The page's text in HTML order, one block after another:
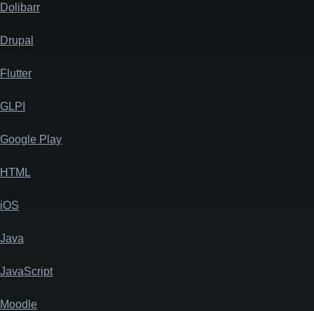
Dolibarr
Drupal
Flutter
GLPI
Google Play
HTML
iOS
Java
JavaScript
Moodle